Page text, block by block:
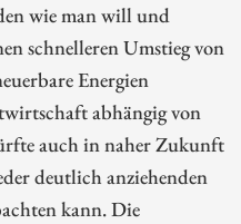
wie man will und
schnelleren Umstieg von
Energien
abhängig von
auch in naher Zukunft
deutlich anziehenden
kann. Die